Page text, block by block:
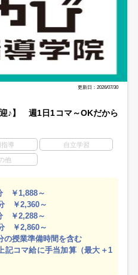
更新日：2026/07/30
迎♪】 週1日1コマ～OKだから
導 自立学習
他
￥1,888～
￥2,360～
￥2,288～
￥2,860～
の授業準備時間を含む
記コマ給に手当加算（最大＋1